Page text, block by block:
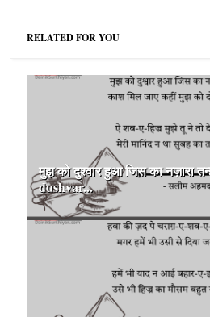
RELATED FOR YOU
मुझ को दुश्वार हुआ जिस का नज़ारा
dushvar...